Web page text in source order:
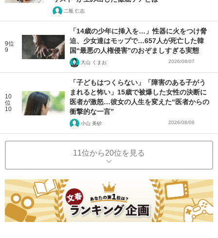
二瓶 仁志
9位
9
「14歳の少年に挿入を…」性器に火をつけ脅
迫、少女達はモップで…657人が死亡した韓
国“最悪の人権侵害”のおぞましすぎる実態
大山 くまお 2026/08/07
10
位
10
「子どもはつくらない」「障害のある子がう
まれると怖い」15歳で被爆した女性の決断に
医者が激怒…彼女の人生を変えた“医者からの
衝撃的な一言”
小山 美砂 2026/08/06
11位から20位を見る